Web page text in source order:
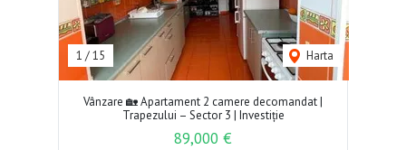
1 /15 Harta
Vânzare 🏡 Apartament 2 camere decomandat |
Trapezului – Sector 3 | Investiție
89,000 €